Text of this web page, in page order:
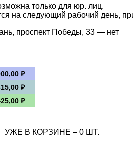
только для юр. лиц.
на следующий рабочий день,
проспект Победы, 33 — нет
₽
₽
₽
УЖЕ В КОРЗИНЕ – 0 ШТ.